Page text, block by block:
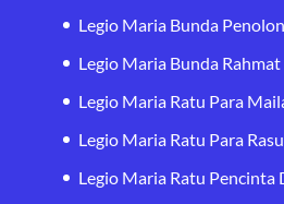
Legio Maria Bunda
Legio Maria Bunda
Legio Maria Ratu Para
Legio Maria Ratu Para
Legio Maria Ratu Pencinta